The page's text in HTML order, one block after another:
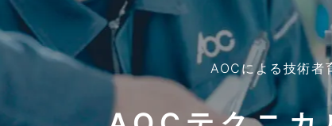
AOCによる技術者